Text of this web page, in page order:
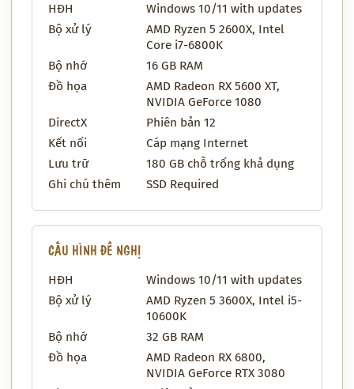
HĐH
Windows 10/11 with updates
Bộ xử lý
AMD Ryzen 5 2600X, Intel
Core i7-6800K
Bộ nhớ
16 GB RAM
Đồ họa
AMD Radeon RX 5600 XT,
NVIDIA GeForce 1080
DirectX
Phiên bản 12
Kết nối
Cáp mạng Internet
Lưu trữ
180 GB chỗ trống khả dụng
Ghi chú thêm
SSD Required
CẤU HÌNH ĐỀ NGHỊ
HĐH
Windows 10/11 with updates
Bộ xử lý
AMD Ryzen 5 3600X, Intel i5-
10600K
Bộ nhớ
32 GB RAM
Đồ họa
AMD Radeon RX 6800,
NVIDIA GeForce RTX 3080